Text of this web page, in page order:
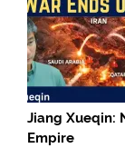
Jiang Xueqin:
Empire